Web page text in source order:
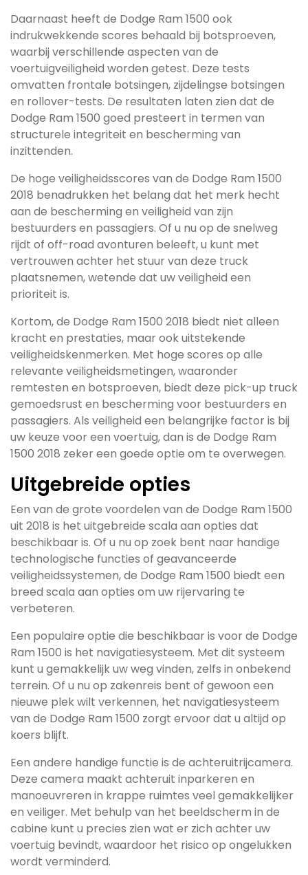
Daarnaast heeft de Dodge Ram 1500 ook
indrukwekkende scores behaald bij botsproeven,
waarbij verschillende aspecten van de
voertuigveiligheid worden getest. Deze tests
omvatten frontale botsingen, zijdelingse botsingen
en rollover-tests. De resultaten laten zien dat de
Dodge Ram 1500 goed presteert in termen van
structurele integriteit en bescherming van
inzittenden.
De hoge veiligheidsscores van de Dodge Ram 1500
2018 benadrukken het belang dat het merk hecht
aan de bescherming en veiligheid van zijn
bestuurders en passagiers. Of u nu op de snelweg
rijdt of off-road avonturen beleeft, u kunt met
vertrouwen achter het stuur van deze truck
plaatsnemen, wetende dat uw veiligheid een
prioriteit is.
Kortom, de Dodge Ram 1500 2018 biedt niet alleen
kracht en prestaties, maar ook uitstekende
veiligheidskenmerken. Met hoge scores op alle
relevante veiligheidsmetingen, waaronder
remtesten en botsproeven, biedt deze pick-up truck
gemoedsrust en bescherming voor bestuurders en
passagiers. Als veiligheid een belangrijke factor is bij
uw keuze voor een voertuig, dan is de Dodge Ram
1500 2018 zeker een goede optie om te overwegen.
Uitgebreide opties
Een van de grote voordelen van de Dodge Ram 1500
uit 2018 is het uitgebreide scala aan opties dat
beschikbaar is. Of u nu op zoek bent naar handige
technologische functies of geavanceerde
veiligheidssystemen, de Dodge Ram 1500 biedt een
breed scala aan opties om uw rijervaring te
verbeteren.
Een populaire optie die beschikbaar is voor de Dodge
Ram 1500 is het navigatiesysteem. Met dit systeem
kunt u gemakkelijk uw weg vinden, zelfs in onbekend
terrein. Of u nu op zakenreis bent of gewoon een
nieuwe plek wilt verkennen, het navigatiesysteem
van de Dodge Ram 1500 zorgt ervoor dat u altijd op
koers blijft.
Een andere handige functie is de achteruitrijcamera.
Deze camera maakt achteruit inparkeren en
manoeuvreren in krappe ruimtes veel gemakkelijker
en veiliger. Met behulp van het beeldscherm in de
cabine kunt u precies zien wat er zich achter uw
voertuig bevindt, waardoor het risico op ongelukken
wordt verminderd.